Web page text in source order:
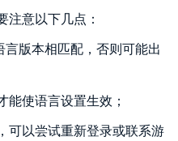
意以下几点：
言版本相匹配，否则可能出
能使语言设置生效；
可以尝试重新登录或联系游